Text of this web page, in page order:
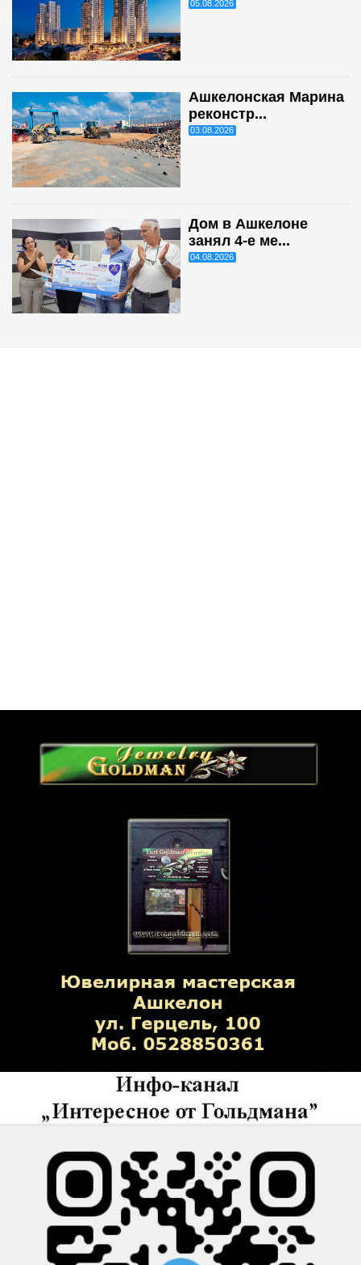
05.08.2026
Ашкелонская Марина
реконстр...
03.08.2026
Дом в Ашкелоне
занял 4-е ме...
04.08.2026